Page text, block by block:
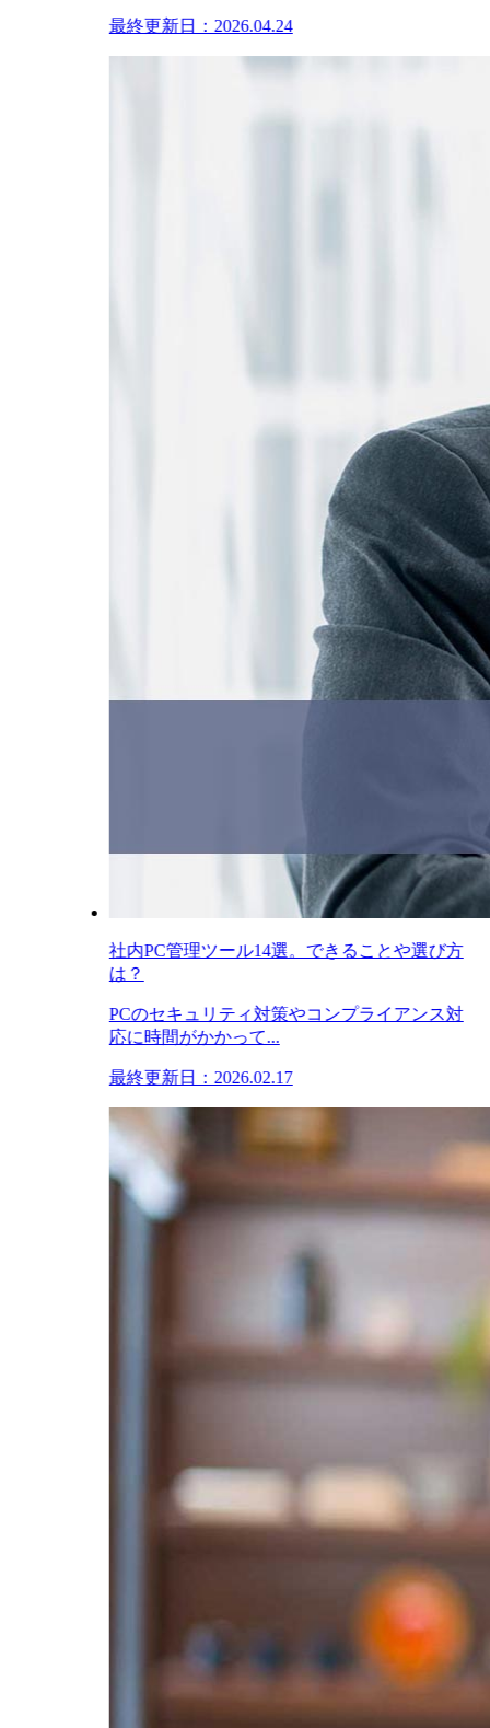
最終更新日：2026.04.24
社内PC管理ツール14選。できることや選び方
は？
PCのセキュリティ対策やコンプライアンス対
応に時間がかかって...
最終更新日：2026.02.17